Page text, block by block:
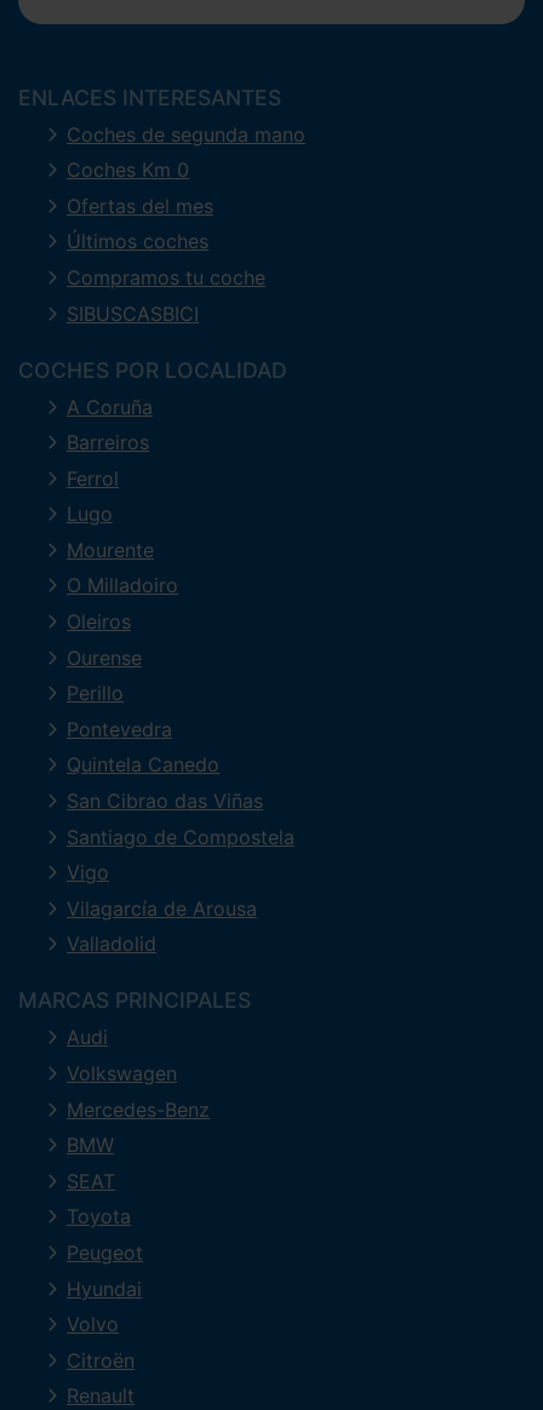
ENLACES INTERESANTES
Coches de segunda mano
Coches Km 0
Ofertas del mes
Últimos coches
Compramos tu coche
SIBUSCASBICI
COCHES POR LOCALIDAD
A Coruña
Barreiros
Ferrol
Lugo
Mourente
O Milladoiro
Oleiros
Ourense
Perillo
Pontevedra
Quintela Canedo
San Cibrao das Viñas
Santiago de Compostela
Vigo
Vilagarcía de Arousa
Valladolid
MARCAS PRINCIPALES
Audi
Volkswagen
Mercedes-Benz
BMW
SEAT
Toyota
Peugeot
Hyundai
Volvo
Citroën
Renault